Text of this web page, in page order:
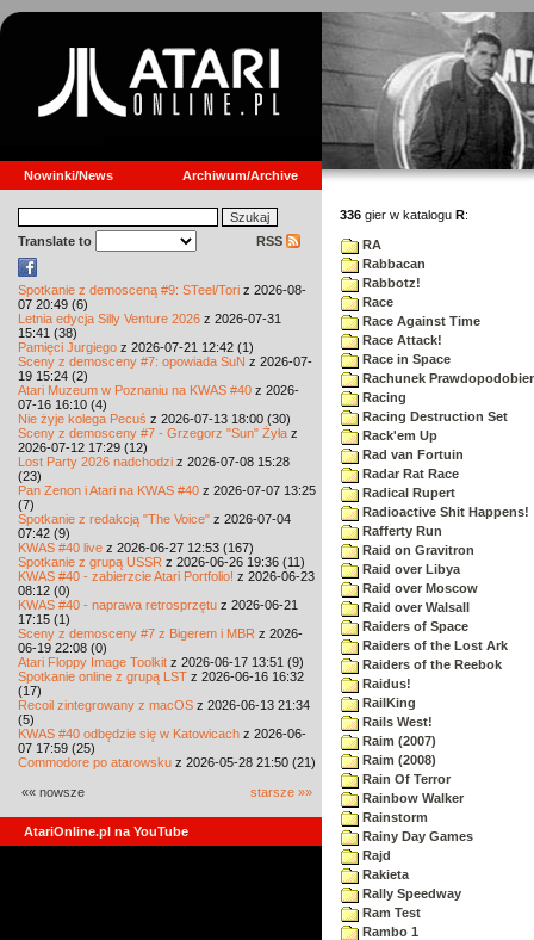
Nowinki/News Archiwum/Archive
Translate to RSS
Spotkanie z demosceną #9: STeel/Tori z 2026-08-
07 20:49 (6)
Letnia edycja Silly Venture 2026 z 2026-07-31
15:41 (38)
Pamięci Jurgiego z 2026-07-21 12:42 (1)
Sceny z demosceny #7: opowiada SuN z 2026-07-
19 15:24 (2)
Atari Muzeum w Poznaniu na KWAS #40 z 2026-
07-16 16:10 (4)
Nie żyje kolega Pecuś z 2026-07-13 18:00 (30)
Sceny z demosceny #7 - Grzegorz "Sun" Żyła z
2026-07-12 17:29 (12)
Lost Party 2026 nadchodzi z 2026-07-08 15:28
(23)
Pan Zenon i Atari na KWAS #40 z 2026-07-07 13:25
(7)
Spotkanie z redakcją "The Voice" z 2026-07-04
07:42 (9)
KWAS #40 live z 2026-06-27 12:53 (167)
Spotkanie z grupą USSR z 2026-06-26 19:36 (11)
KWAS #40 - zabierzcie Atari Portfolio! z 2026-06-23
08:12 (0)
KWAS #40 - naprawa retrosprzętu z 2026-06-21
17:15 (1)
Sceny z demosceny #7 z Bigerem i MBR z 2026-
06-19 22:08 (0)
Atari Floppy Image Toolkit z 2026-06-17 13:51 (9)
Spotkanie online z grupą LST z 2026-06-16 16:32
(17)
Recoil zintegrowany z macOS z 2026-06-13 21:34
(5)
KWAS #40 odbędzie się w Katowicach z 2026-06-
07 17:59 (25)
Commodore po atarowsku z 2026-05-28 21:50 (21)
«« nowsze starsze »»
AtariOnline.pl na YouTube
336 gier w katalogu R:
RA
Rabbacan
Rabbotz!
Race
Race Against Time
Race Attack!
Race in Space
Rachunek
Racing
Racing Destruction Set
Rack'em Up
Rad van Fortuin
Radar Rat Race
Radical Rupert
Radioactive Shit Happens!
Rafferty Run
Raid on Gravitron
Raid over Libya
Raid over Moscow
Raid over Walsall
Raiders of Space
Raiders of the Lost Ark
Raiders of the Reebok
Raidus!
RailKing
Rails West!
Raim (2007)
Raim (2008)
Rain Of Terror
Rainbow Walker
Rainstorm
Rainy Day Games
Rajd
Rakieta
Rally Speedway
Ram Test
Rambo 1